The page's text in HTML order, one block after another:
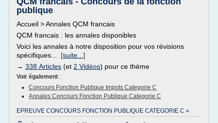
publique
Accueil > Annales QCM francais
QCM francais : les annales disponibles
Voici les annales à notre disposition pour vos révisions
spécifiques... [suite...]
→ 338 Articles (et 2 Vidéos) pour ce thème
Voir également :
Concours Fonction Publique Impots Categorie C
Annales Concours Fonction Publique Categorie C
EPREUVE CONCOURS FONCTION PUBLIQUE CATEGORIE C »